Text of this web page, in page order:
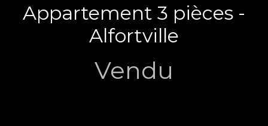
Appartement 3 pièces -
Alfortville
Vendu